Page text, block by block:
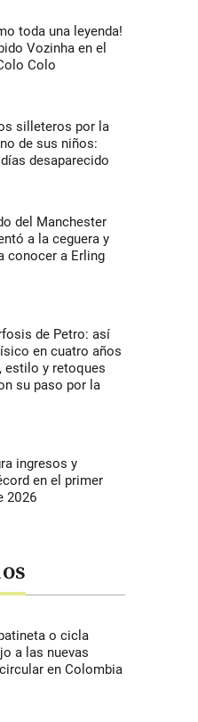
toda una leyenda!
Vozinha en el
Colo
silleteros por la
de sus niños:
días desaparecido
del Manchester
a la ceguera y
conocer a Erling
de Petro: así
en cuatro años
estilo y retoques
su paso por la
ingresos y
en el primer
2026
o cicla
a las nuevas
en Colombia